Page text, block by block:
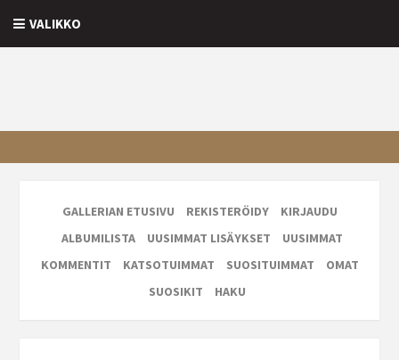
VALIKKO
GALLERIAN ETUSIVU REKISTERÖIDY
KIRJAUDU
ALBUMILISTA
UUSIMMAT LISÄYKSET
UUSIMMAT
KOMMENTIT
KATSOTUIMMAT SUOSITUIMMAT
OMAT
SUOSIKIT
HAKU